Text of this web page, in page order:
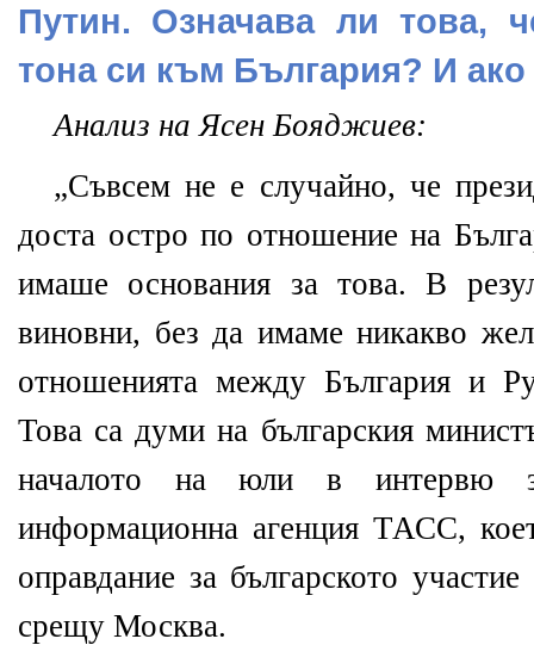
Путин. Означава ли това,
тона си към България? И
Анализ на Ясен Бояджиев:
„Съвсем не е случайно, че
доста остро по отношение на
имаше основания за това. В
виновни, без да имаме никакво
отношенията между България и
Това са думи на българския
началото на юли в интервю
информационна агенция ТАСС,
оправдание за българското
срещу Москва.